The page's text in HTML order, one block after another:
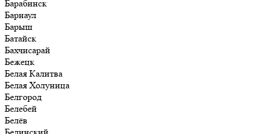
Барабинск
Барнаул
Барыш
Батайск
Бахчисарай
Бежецк
Белая Калитва
Белая Холуница
Белгород
Белебей
Белёв